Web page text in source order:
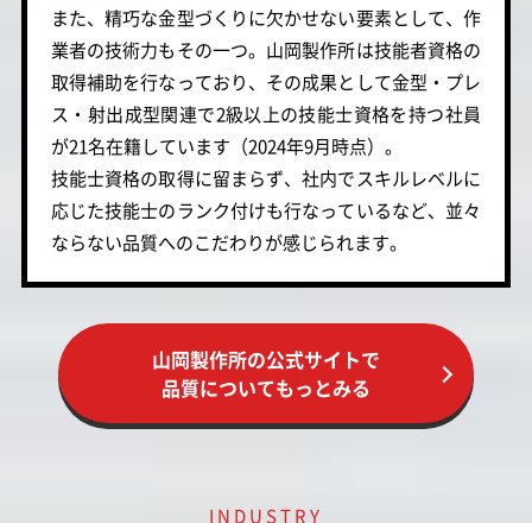
また、精巧な金型づくりに欠かせない要素として、作
業者の技術力もその一つ。山岡製作所は技能者資格の
取得補助を行なっており、その成果として金型・プレ
ス・射出成型関連で2級以上の技能士資格を持つ社員
が21名在籍しています（2024年9月時点）。
技能士資格の取得に留まらず、社内でスキルレベルに
応じた技能士のランク付けも行なっているなど、並々
ならない品質へのこだわりが感じられます。
山岡製作所の公式サイトで
品質についてもっとみる
INDUSTRY